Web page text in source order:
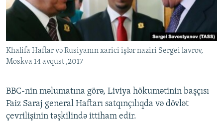
Khalifa Haftar və Rusiyanın xarici işlər naziri Sergei lavrov,
Moskva 14 avqust ,2017
BBC-nin məlumatına görə, Liviya hökumətinin başçısı
Faiz Saraj general Haftarı satqınçılıqda və dövlət
çevrilişinin təşkilində ittiham edir.